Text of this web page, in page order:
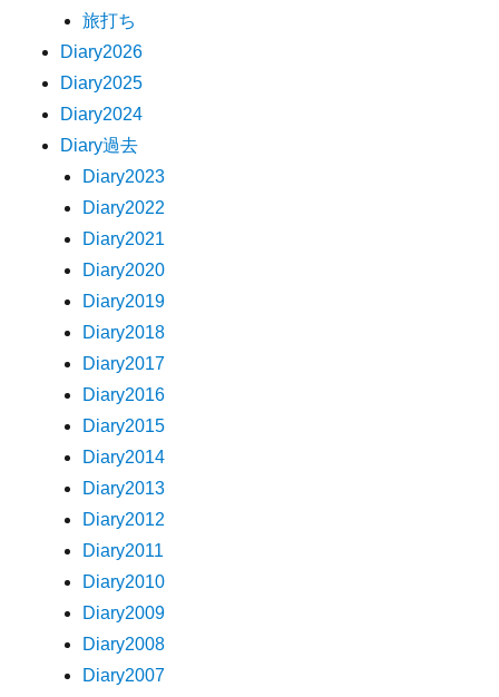
旅打ち
Diary2026
Diary2025
Diary2024
Diary過去
Diary2023
Diary2022
Diary2021
Diary2020
Diary2019
Diary2018
Diary2017
Diary2016
Diary2015
Diary2014
Diary2013
Diary2012
Diary2011
Diary2010
Diary2009
Diary2008
Diary2007